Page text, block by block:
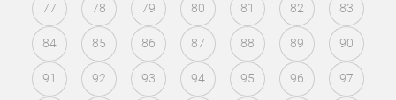
77 78 79 80 81 82 83
84 85 86 87 88 89 90
91 92 93 94 95 96 97